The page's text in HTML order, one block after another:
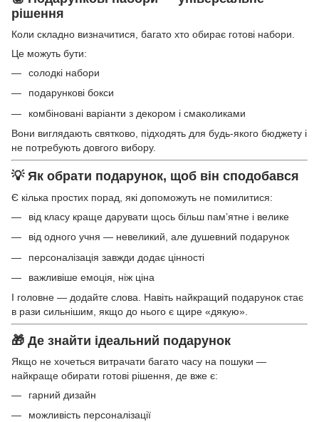
рішення
Коли складно визначитися, багато хто обирає готові набори.
Це можуть бути:
солодкі набори
подарункові бокси
комбіновані варіанти з декором і смаколиками
Вони виглядають святково, підходять для будь-якого бюджету і
не потребують довгого вибору.
💡 Як обрати подарунок, щоб він сподобався
Є кілька простих порад, які допоможуть не помилитися:
від класу краще дарувати щось більш пам’ятне і велике
від одного учня — невеликий, але душевний подарунок
персоналізація завжди додає цінності
важливіше емоція, ніж ціна
І головне — додайте слова. Навіть найкращий подарунок стає
в рази сильнішим, якщо до нього є щире «дякую».
🎁 Де знайти ідеальний подарунок
Якщо не хочеться витрачати багато часу на пошуки —
найкраще обирати готові рішення, де вже є:
гарний дизайн
можливість персоналізації